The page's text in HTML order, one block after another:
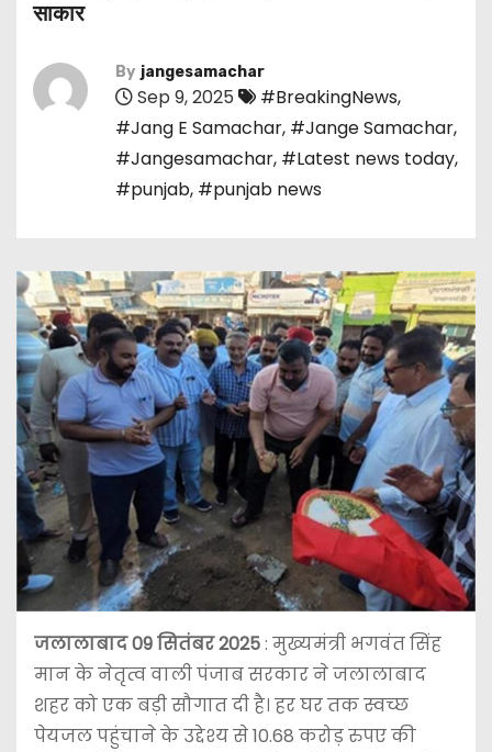
साकार
By jangesamachar
Sep 9, 2025 #BreakingNews,
#Jang E Samachar, #Jange Samachar,
#Jangesamachar, #Latest news today,
#punjab, #punjab news
जलालाबाद 09 सितंबर 2025: मुख्यमंत्री भगवंत सिंह
मान के नेतृत्व वाली पंजाब सरकार ने जलालाबाद
शहर को एक बड़ी सौगात दी है। हर घर तक स्वच्छ
पेयजल पहुंचाने के उद्देश्य से 10.68 करोड़ रुपए की